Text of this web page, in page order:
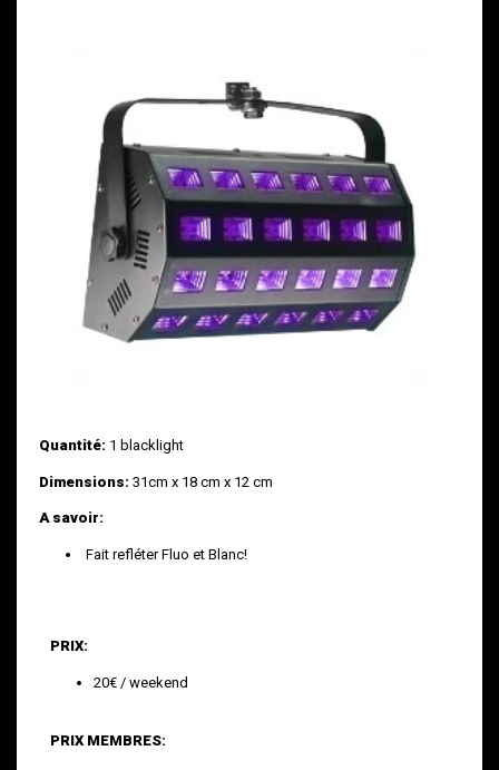
Quantité: 1 blacklight
Dimensions: 31cm x 18 cm x 12 cm
A savoir:
Fait refléter Fluo et Blanc!
PRIX:
20€ / weekend
PRIX MEMBRES: